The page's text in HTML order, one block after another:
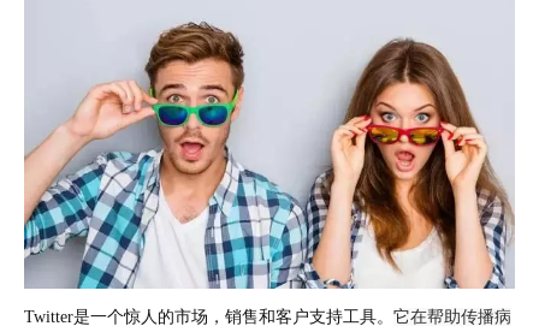
Twitter是一个惊人的市场 ，销售和客户支持工具。 它在帮助传播病